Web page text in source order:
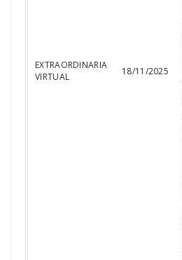
EXTRAORDINARIA
VIRTUAL
18/11/2025